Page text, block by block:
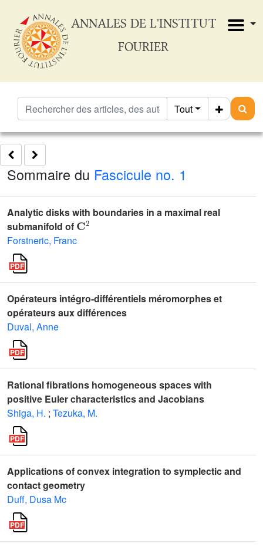
ANNALES DE L'INSTITUT
FOURIER
Tout
Sommaire du Fascicule no. 1
Analytic disks with boundaries in a maximal real
submanifold of
𝐂2
Forstneric, Franc
Opérateurs intégro-différentiels méromorphes et
opérateurs aux différences
Duval, Anne
Rational fibrations homogeneous spaces with
positive Euler characteristics and Jacobians
Shiga, H. ; Tezuka, M.
Applications of convex integration to symplectic and
contact geometry
Duff, Dusa Mc